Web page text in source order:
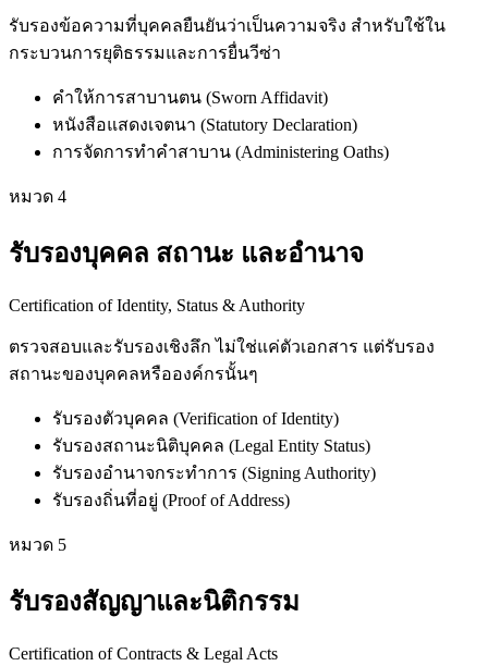
รับรองข้อความที่บุคคลยืนยันว่าเป็นความจริง สำหรับใช้ใน
กระบวนการยุติธรรมและการยื่นวีซ่า
คำให้การสาบานตน (Sworn Affidavit)
หนังสือแสดงเจตนา (Statutory Declaration)
การจัดการทำคำสาบาน (Administering Oaths)
หมวด 4
รับรองบุคคล สถานะ และอำนาจ
Certification of Identity, Status & Authority
ตรวจสอบและรับรองเชิงลึก ไม่ใช่แค่ตัวเอกสาร แต่รับรอง
สถานะของบุคคลหรือองค์กรนั้นๆ
รับรองตัวบุคคล (Verification of Identity)
รับรองสถานะนิติบุคคล (Legal Entity Status)
รับรองอำนาจกระทำการ (Signing Authority)
รับรองถิ่นที่อยู่ (Proof of Address)
หมวด 5
รับรองสัญญาและนิติกรรม
Certification of Contracts & Legal Acts